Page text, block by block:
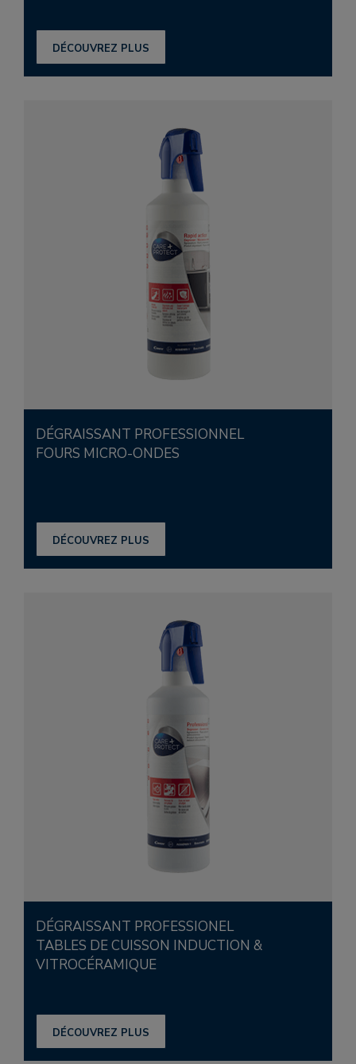
DÉCOUVREZ PLUS
DÉGRAISSANT PROFESSIONNEL
FOURS MICRO-ONDES
DÉCOUVREZ PLUS
DÉGRAISSANT PROFESSIONEL
TABLES DE CUISSON INDUCTION &
VITROCÉRAMIQUE
DÉCOUVREZ PLUS